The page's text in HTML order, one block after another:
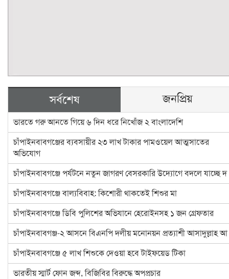
সর্বশেষ জনপ্রিয়
ভারতে গরু আনতে গিয়ে ৬ দিন ধরে নিখোঁজ ২ বাংলাদেশি
চাঁপাইনবাবগঞ্জের ব্যবসায়ীর ২৩ লাখ টাকার পামওয়েল আত্মসাতের
অভিযোগ
চাঁপাইনবাবগঞ্জে পর্যটনে নতুন জাগরণ বেসরকারি উদ্যোগে বদলে যাচ্ছে দ
চাঁপাইনবাবগঞ্জে বাল্যবিবাহ: কিশোরী থাকতেই শিশুর মা
চাঁপাইনবাবগঞ্জে ডিবি পুলিশের অভিযানে হেরোইনসহ ১ জন গ্রেফতার
চাঁপাইনবাবগঞ্জ-২ আসনে বিএনপি দলীয় মনোনয়ন প্রত্যাশী আসাদুল্লাহ আ
চাঁপাইনবাবগঞ্জে ৫ লাখ শিশুকে দেওয়া হবে টাইফয়েড টিকা
ভারতীয় স্মার্ট ফোন জব্দ, বিজিবির বিরুদ্ধে অপপ্রচার